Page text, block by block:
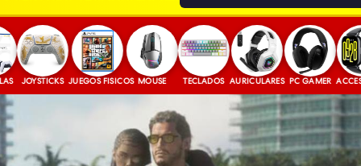
JUEGOS FISICOS MOUSE TECLADOS AURICULARES PC GAMER ACCESORIOS